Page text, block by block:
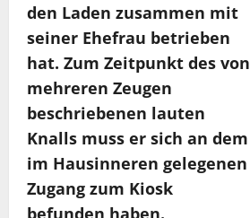
den Laden zusammen mit
seiner Ehefrau betrieben
hat. Zum Zeitpunkt des von
mehreren Zeugen
beschriebenen lauten
Knalls muss er sich an dem
im Hausinneren gelegenen
Zugang zum Kiosk
befunden haben.